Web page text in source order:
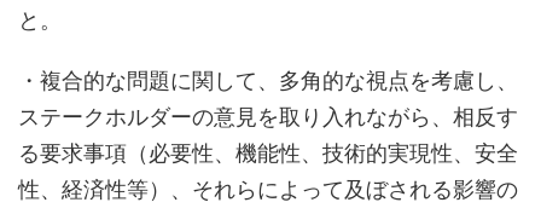
と。
・複合的な問題に関して、多角的な視点を考慮し、
ステークホルダーの意見を取り入れながら、相反す
る要求事項（必要性、機能性、技術的実現性、安全
性、経済性等）、それらによって及ぼされる影響の